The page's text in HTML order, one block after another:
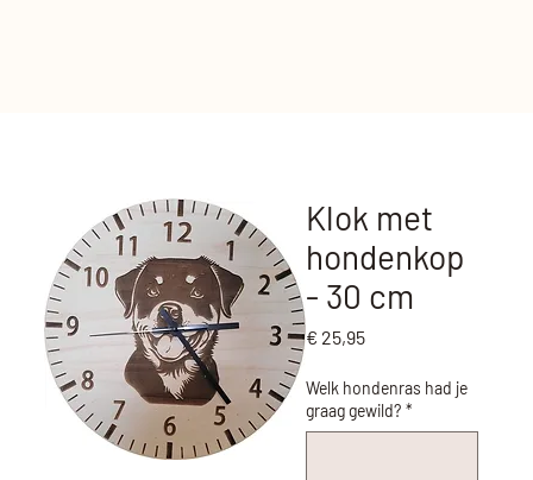
Klok met
hondenkop
- 30 cm
€ 25,95Prijs
Welk hondenras had je
graag gewild? *